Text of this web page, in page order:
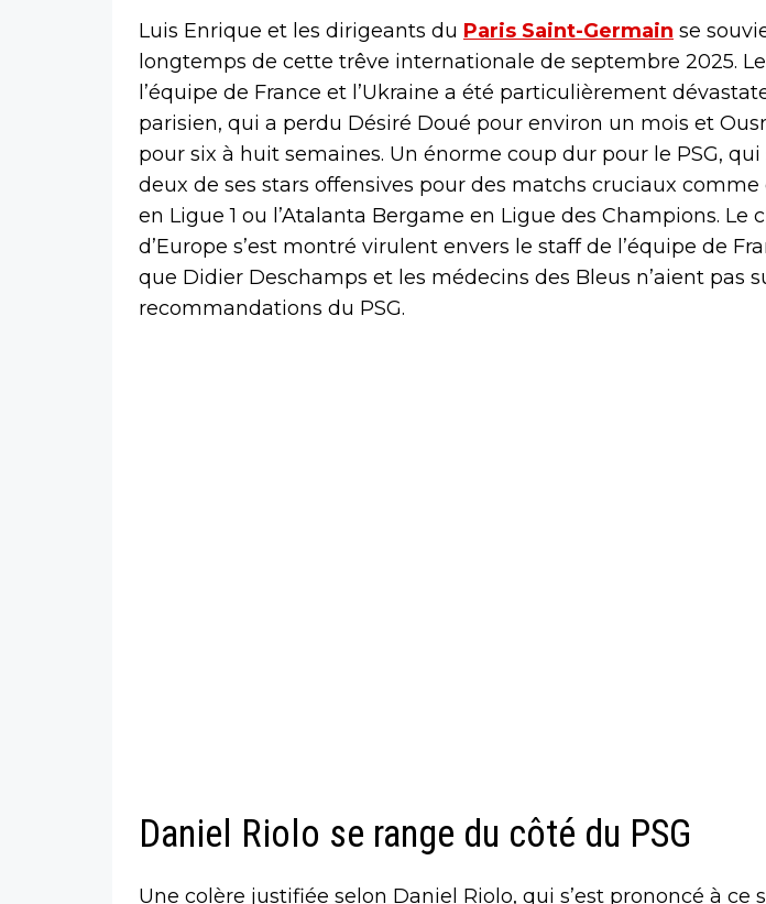
Luis Enrique et les dirigeants du Paris Saint-Germain se
longtemps de cette trêve internationale de septembre 2025.
l’équipe de France et l’Ukraine a été particulièrement
parisien, qui a perdu Désiré Doué pour environ un mois et
pour six à huit semaines. Un énorme coup dur pour le PSG, qui
deux de ses stars offensives pour des matchs cruciaux comme
en Ligue 1 ou l’Atalanta Bergame en Ligue des Champions. Le
d’Europe s’est montré virulent envers le staff de l’équipe de
que Didier Deschamps et les médecins des Bleus n’aient pas
recommandations du PSG.
Daniel Riolo se range du côté du PSG
Une colère justifiée selon Daniel Riolo, qui s’est prononcé à ce